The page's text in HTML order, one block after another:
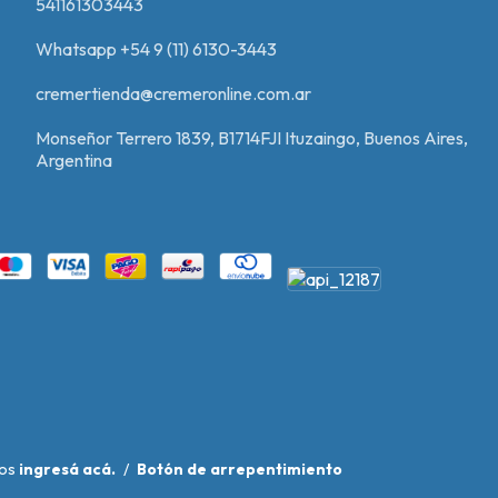
Whatsapp +54 9 (11) 6130-3443
cremertienda@cremeronline.com.ar
Monseñor Terrero 1839, B1714FJI Ituzaingo, Buenos Aires,
Argentina
ingresá acá. / Botón de arrepentimiento